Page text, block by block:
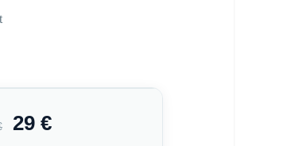
29 €